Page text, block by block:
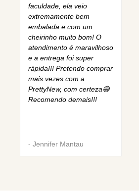
faculdade, ela veio
extremamente bem
embalada e com um
cheirinho muito bom! O
atendimento é maravilhoso
e a entrega foi super
rápida!!! Pretendo comprar
mais vezes com a
PrettyNew, com certeza😄
Recomendo demais!!!
- Jennifer Mantau